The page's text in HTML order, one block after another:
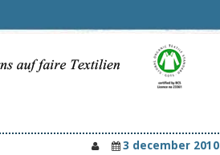
3 december 2010